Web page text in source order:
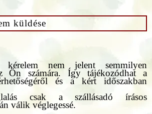
küldése
nem jelent semmilyen
Ön számára. Így tájékozódhat a
és a kért időszakban
csak a szállásadó írásos
válik véglegessé.